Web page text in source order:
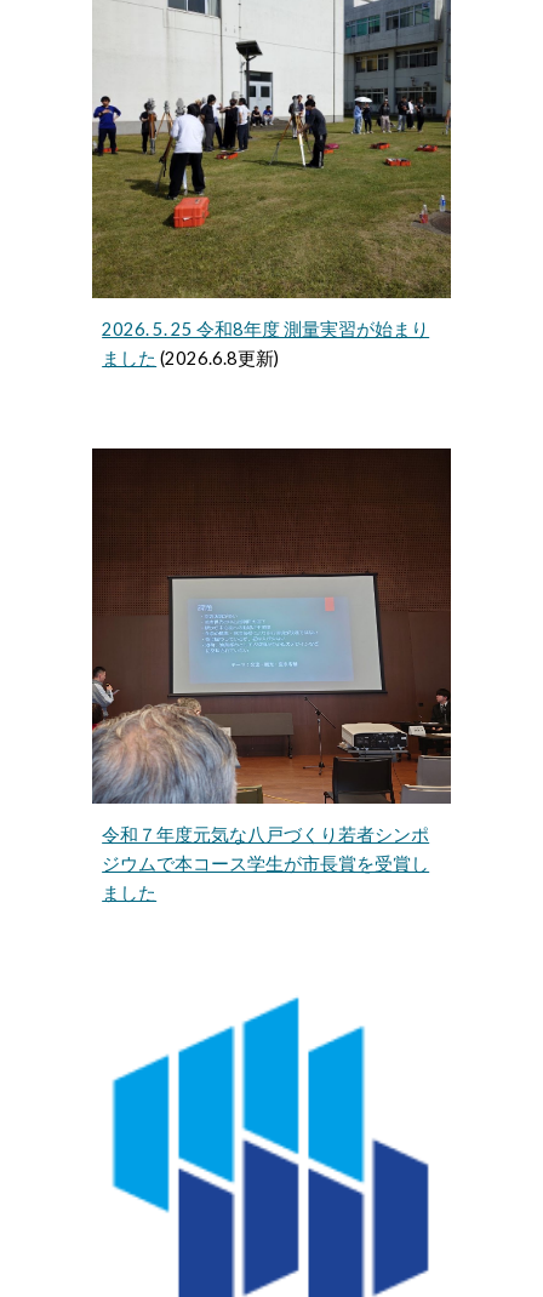
2026. 5. 25 令和8年度 測量実習が始まり
ました (2026.6.8更新)
令和７年度元気な八戸づくり若者シンポ
ジウムで本コース学生が市長賞を受賞し
ました